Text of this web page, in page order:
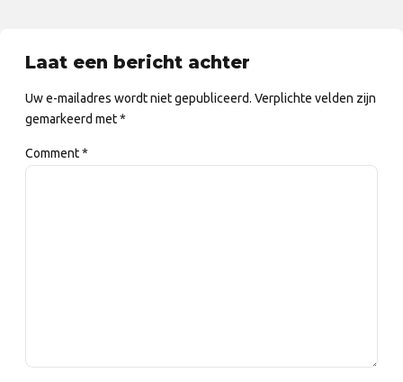
Laat een bericht achter
Uw e-mailadres wordt niet gepubliceerd. Verplichte velden zijn
gemarkeerd met *
Comment*